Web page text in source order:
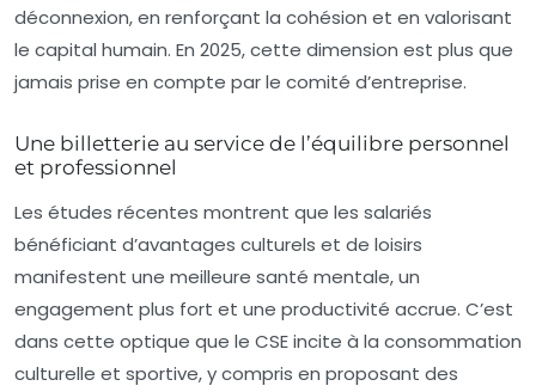
déconnexion, en renforçant la cohésion et en valorisant
le capital humain. En 2025, cette dimension est plus que
jamais prise en compte par le comité d’entreprise.
Une billetterie au service de l’équilibre personnel
et professionnel
Les études récentes montrent que les salariés
bénéficiant d’avantages culturels et de loisirs
manifestent une meilleure santé mentale, un
engagement plus fort et une productivité accrue. C’est
dans cette optique que le CSE incite à la consommation
culturelle et sportive, y compris en proposant des